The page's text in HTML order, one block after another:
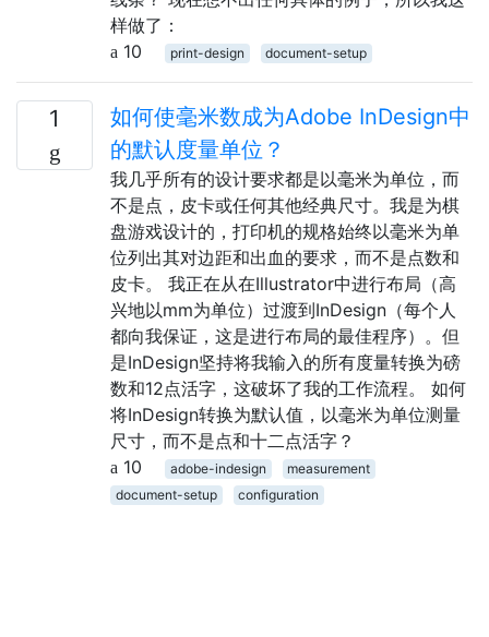
样做了：
10
print-design document-setup
1
如何使毫米数成为Adobe InDesign中
的默认度量单位？
我几乎所有的设计要求都是以毫米为单位，而
不是点，皮卡或任何其他经典尺寸。我是为棋
盘游戏设计的，打印机的规格始终以毫米为单
位列出其对边距和出血的要求，而不是点数和
皮卡。 我正在从在Illustrator中进行布局（高
兴地以mm为单位）过渡到InDesign（每个人
都向我保证，这是进行布局的最佳程序）。但
是InDesign坚持将我输入的所有度量转换为磅
数和12点活字，这破坏了我的工作流程。 如何
将InDesign转换为默认值，以毫米为单位测量
尺寸，而不是点和十二点活字？
10
adobe-indesign
measurement
document-setup
configuration